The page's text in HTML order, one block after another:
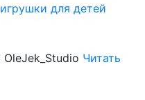
для детей
OleJek_Studio Читать